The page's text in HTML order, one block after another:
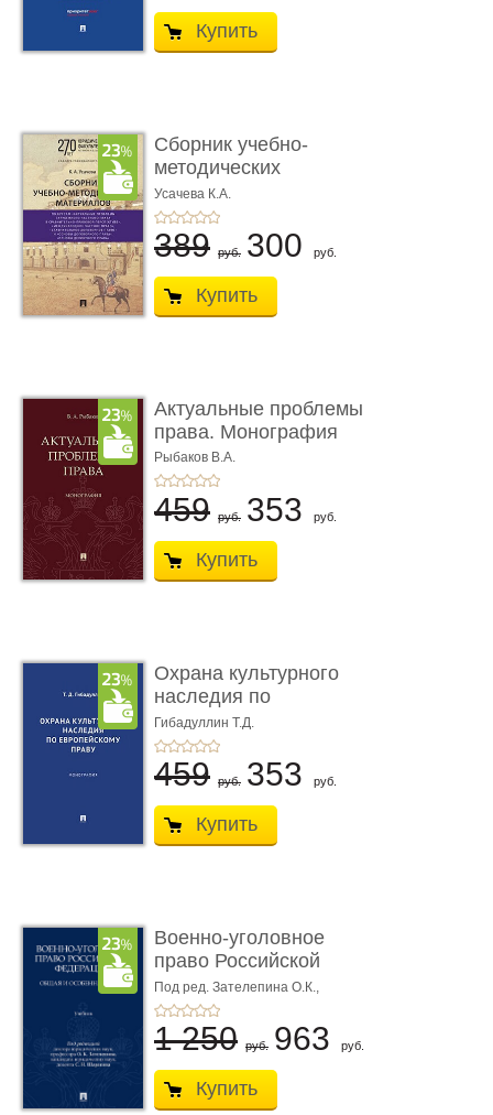
Купить
Сборник учебно-
методических
материалов по кур ...
Усачева К.А.
389 руб. 300 руб.
Купить
Актуальные проблемы
права. Монография
Рыбаков В.А.
459 руб. 353 руб.
Купить
Охрана культурного
наследия по
европейскому п ...
Гибадуллин Т.Д.
459 руб. 353 руб.
Купить
Военно-уголовное
право Российской
Федерации. � ...
Под ред. Зателепина О.К.,
Шарапова С.Н.
1 250 руб. 963 руб.
Купить